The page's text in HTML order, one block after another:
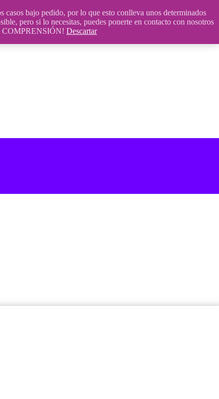
bajo pedido, por lo que esto conlleva unos determinados
pero si lo necesitas, puedes ponerte en contacto con nosotros
COMPRENSIÓN! Descartar